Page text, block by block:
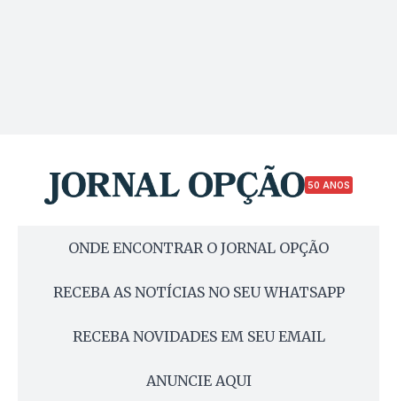
50 ANOS
ONDE ENCONTRAR O JORNAL OPÇÃO
RECEBA AS NOTÍCIAS NO SEU WHATSAPP
RECEBA NOVIDADES EM SEU EMAIL
ANUNCIE AQUI